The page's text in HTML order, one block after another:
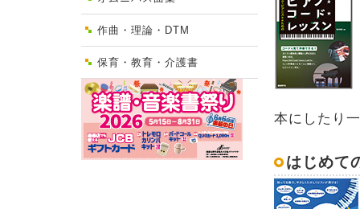
本にしたり
はじめて
作曲・理論・DTM
保育・教育・介護書